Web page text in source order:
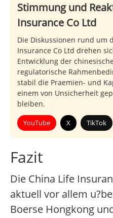
Stimmung und
Insurance Co Ltd
Die Diskussionen rund um
Insurance Co Ltd drehen
Entwicklung der
regulatorische
stabil die Praemien- und
einem von Unsicherheit
bleiben.
YouTube X TikTok
Fazit
Die China Life
aktuell vor allem
Boerse Hongkong